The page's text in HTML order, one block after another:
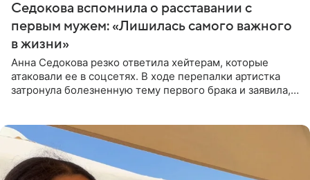
Седокова вспомнила о расставании с
первым мужем: «Лишилась самого важного
в жизни»
Анна Седокова резко ответила хейтерам, которые
атаковали ее в соцсетях. В ходе перепалки артистка
затронула болезненную тему первого брака и заявила,